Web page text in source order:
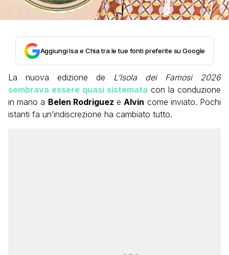
Aggiungi Isa e Chia tra le tue fonti preferite su Google
La nuova edizione de L’Isola dei Famosi 2026
sembrava essere quasi sistemata con la conduzione
in mano a Belen Rodriguez e Alvin come inviato. Pochi
istanti fa un’indiscrezione ha cambiato tutto.